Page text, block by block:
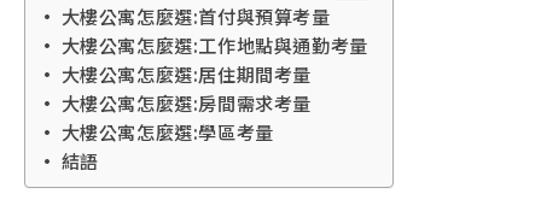
大樓公寓怎麼選:首付與預算考量
大樓公寓怎麼選:工作地點與通勤考量
大樓公寓怎麼選:居住期間考量
大樓公寓怎麼選:房間需求考量
大樓公寓怎麼選:學區考量
結語